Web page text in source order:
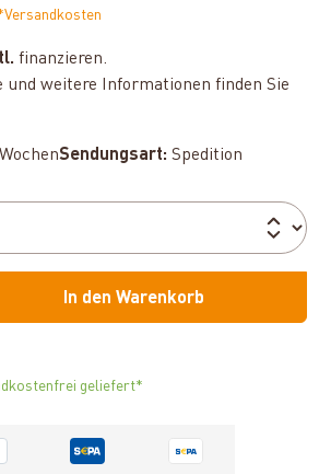
finanzieren.
und weitere Informationen finden Sie
Sendungsart: Spedition
In den Warenkorb
geliefert*